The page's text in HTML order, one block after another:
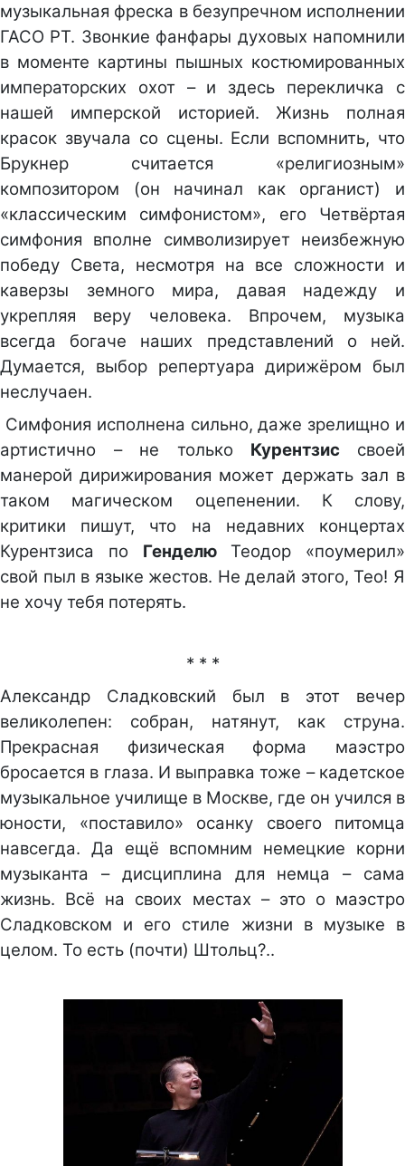
музыкальная фреска в безупречном исполнении
ГАСО РТ. Звонкие фанфары духовых напомнили
в моменте картины пышных костюмированных
императорских охот – и здесь перекличка с
нашей имперской историей. Жизнь полная
красок звучала со сцены. Если вспомнить, что
Брукнер считается «религиозным»
композитором (он начинал как органист) и
«классическим симфонистом», его Четвёртая
симфония вполне символизирует неизбежную
победу Света, несмотря на все сложности и
каверзы земного мира, давая надежду и
укрепляя веру человека. Впрочем, музыка
всегда богаче наших представлений о ней.
Думается, выбор репертуара дирижёром был
неслучаен.
Симфония исполнена сильно, даже зрелищно и
артистично – не только Курентзис своей
манерой дирижирования может держать зал в
таком магическом оцепенении. К слову,
критики пишут, что на недавних концертах
Курентзиса по ГенделюТеодор «поумерил»
свой пыл в языке жестов. Не делай этого, Тео! Я
не хочу тебя потерять.
* * *
Александр Сладковский был в этот вечер
великолепен: собран, натянут, как струна.
Прекрасная физическая форма маэстро
бросается в глаза. И выправка тоже – кадетское
музыкальное училище в Москве, где он учился в
юности, «поставило» осанку своего питомца
навсегда. Да ещё вспомним немецкие корни
музыканта – дисциплина для немца – сама
жизнь. Всё на своих местах – это о маэстро
Сладковском и его стиле жизни в музыке в
целом. То есть (почти) Штольц?..